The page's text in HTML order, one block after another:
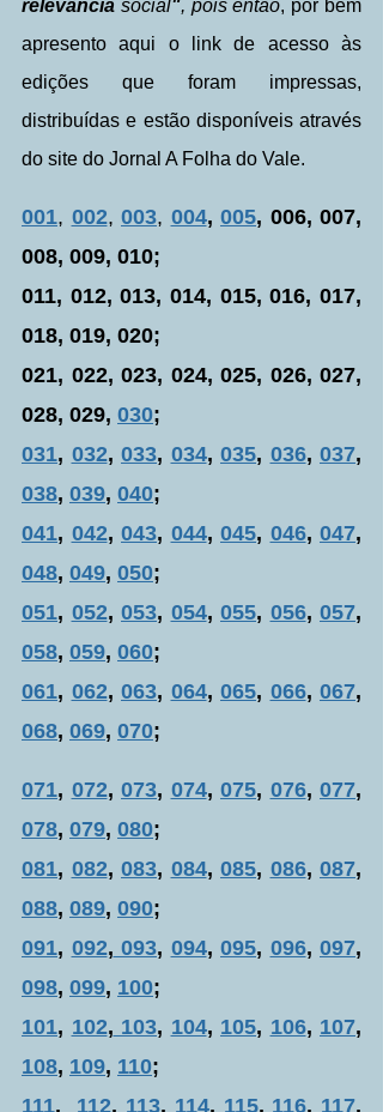
relevância social", pois então, por bem
apresento aqui o link de acesso às
edições que foram impressas,
distribuídas e estão disponíveis através
do site do Jornal A Folha do Vale.
001, 002, 003, 004, 005, 006, 007,
008, 009, 010;
011, 012, 013, 014, 015, 016, 017,
018, 019, 020;
021, 022, 023, 024, 025, 026, 027,
028, 029, 030;
031, 032, 033, 034, 035, 036, 037
038, 039, 040;
041, 042, 043, 044, 045, 046, 047
048, 049, 050;
051, 052, 053, 054, 055, 056, 057
058, 059, 060;
061, 062, 063, 064, 065, 066, 067
068, 069, 070;
071, 072, 073, 074, 075, 076, 077
078, 079, 080;
081, 082, 083, 084, 085, 086, 087
088, 089, 090;
091, 092, 093, 094, 095, 096, 097
098, 099, 100;
101, 102, 103, 104, 105, 106, 107
108, 109, 110;
111, 112, 113, 114, 115, 116, 117